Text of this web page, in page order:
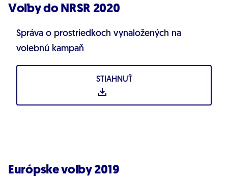
Voľby do NRSR 2020
Správa o prostriedkoch vynaložených na
volebnú kampaň
STIAHNUŤ
Európske voľby 2019